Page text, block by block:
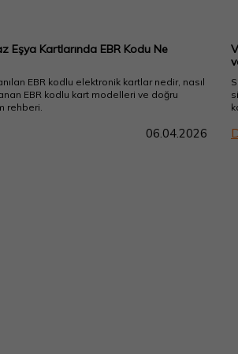
Eşya Kartlarında EBR Kodu Ne
EBR kodlu elektronik kartlar nedir, nasıl
EBR kodlu kart modelleri ve doğru
rehberi.
06.04.2026